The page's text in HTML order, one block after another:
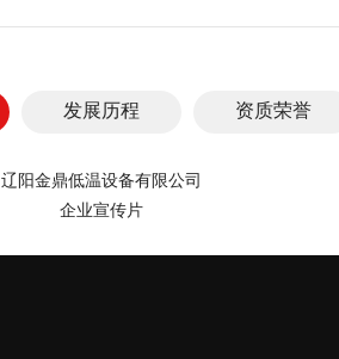
发展历程 资质荣誉
辽阳金鼎低温设备有限公司
企业宣传片